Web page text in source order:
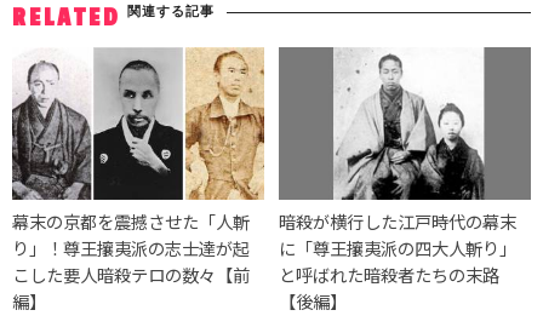
RELATED 関連する記事
幕末の京都を震撼させた「人斬
り」！尊王攘夷派の志士達が起
こした要人暗殺テロの数々【前
編】
暗殺が横行した江戸時代の幕末
に「尊王攘夷派の四大人斬り」
と呼ばれた暗殺者たちの末路
【後編】